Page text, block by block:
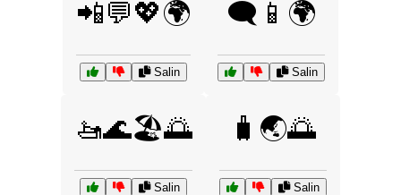
📲💬💖🌍
Salin
🗨️📱🌍
Salin
🚤🌊🏖️🌅
Salin
🧳🌏🌅
Salin